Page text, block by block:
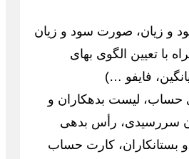
و زیان، صورت سود و زیان
با تعیین الگوی بهای
فایفو …)
حساب، لیست بدهکاران و
سررسیدی، رأس بدهی
و بستانکاران، کارت حساب